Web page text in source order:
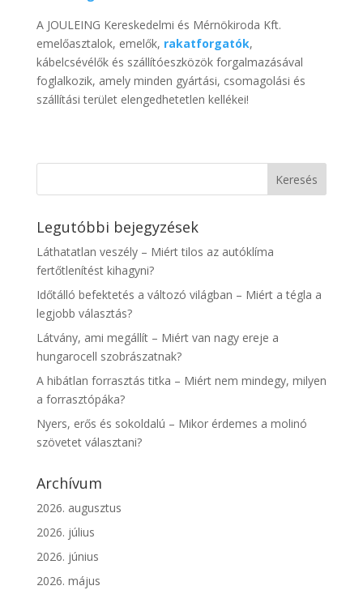
A JOULEING Kereskedelmi és Mérnökiroda Kft.
emelőasztalok, emelők, rakatforgatók,
kábelcsévélők és szállítóeszközök forgalmazásával
foglalkozik, amely minden gyártási, csomagolási és
szállítási terület elengedhetetlen kellékei!
Legutóbbi bejegyzések
Láthatatlan veszély – Miért tilos az autóklíma
fertőtlenítést kihagyni?
Időtálló befektetés a változó világban – Miért a tégla a
legjobb választás?
Látvány, ami megállít – Miért van nagy ereje a
hungarocell szobrászatnak?
A hibátlan forrasztás titka – Miért nem mindegy, milyen
a forrasztópáka?
Nyers, erős és sokoldalú – Mikor érdemes a molinó
szövetet választani?
Archívum
2026. augusztus
2026. július
2026. június
2026. május